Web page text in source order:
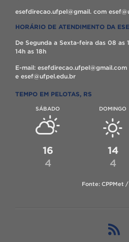
esefdirecao.ufpel@gmail. com
HORÁRIO DE ATENDIMENTO DA
De Segunda a Sexta-feira das 08 as
14h as 18h
E-mail:
e esef@ufpel.edu.br
TEMPO EM PELOTAS, RS
SÁBADO
16
4
DOMINGO
14
4
Fonte: CPPMet /